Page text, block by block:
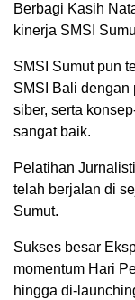
Berbagi Kasih
kinerja SMSI
SMSI Sumut pun
SMSI Bali dengan
siber, serta
sangat baik.
Pelatihan
telah berjalan di
Sumut.
Sukses besar
momentum Hari
hingga di-